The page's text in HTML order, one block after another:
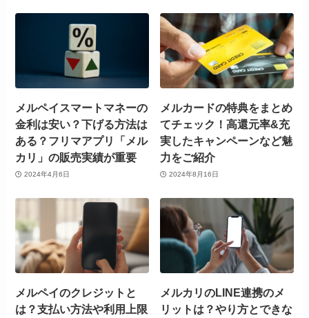
メルペイスマートマネーの
金利は安い？下げる方法は
ある？フリマアプリ「メル
カリ」の販売実績が重要
2024年4月6日
メルカードの特典をまとめ
てチェック！高還元率&充
実したキャンペーンなど魅
力をご紹介
2024年8月16日
メルペイのクレジットと
は？支払い方法や利用上限
メルカリのLINE連携のメ
リットは？やり方とできな